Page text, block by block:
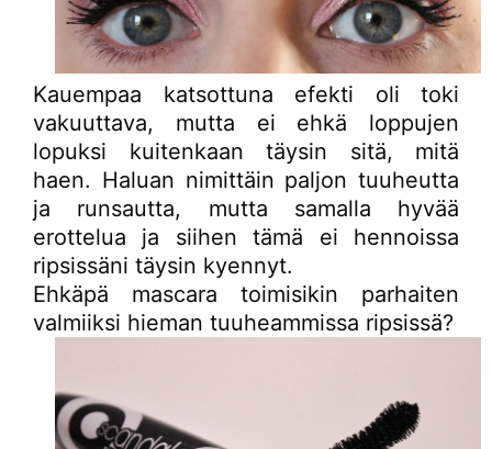
Kauempaa katsottuna efekti oli toki
vakuuttava, mutta ei ehkä loppujen
lopuksi kuitenkaan täysin sitä, mitä
haen. Haluan nimittäin paljon tuuheutta
ja runsautta, mutta samalla hyvää
erottelua ja siihen tämä ei hennoissa
ripsissäni täysin kyennyt.
Ehkäpä mascara toimisikin parhaiten
valmiiksi hieman tuuheammissa ripsissä?